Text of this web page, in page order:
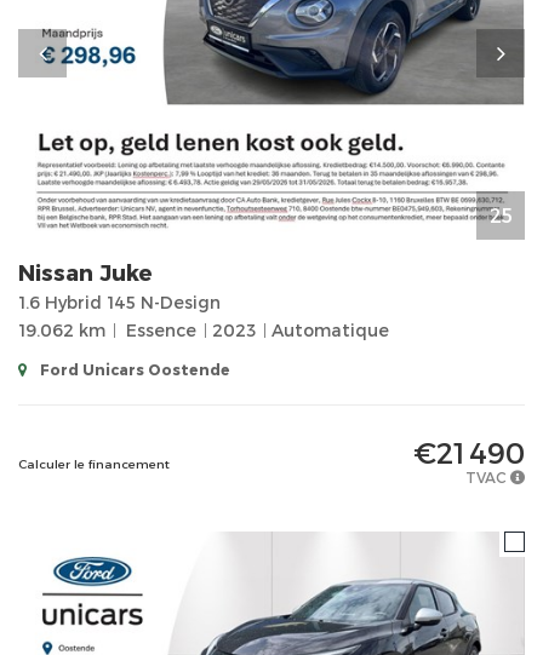
25
Nissan Juke
1.6 Hybrid 145 N-Design
19.062 km
Essence 2023 Automatique
Ford Unicars Oostende
Calculer le financement €21 490
TVAC